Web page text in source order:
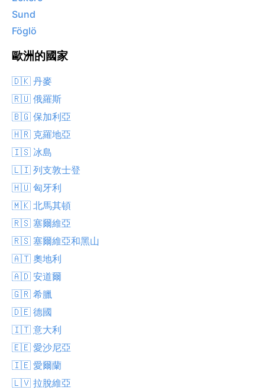
Sund
Föglö
歐洲的國家
🇩🇰 丹麥
🇷🇺 俄羅斯
🇧🇬 保加利亞
🇭🇷 克羅地亞
🇮🇸 冰島
🇱🇮 列支敦士登
🇭🇺 匈牙利
🇲🇰 北馬其頓
🇷🇸 塞爾維亞
🇷🇸 塞爾維亞和黑山
🇦🇹 奧地利
🇦🇩 安道爾
🇬🇷 希臘
🇩🇪 德國
🇮🇹 意大利
🇪🇪 愛沙尼亞
🇮🇪 愛爾蘭
🇱🇻 拉脫維亞